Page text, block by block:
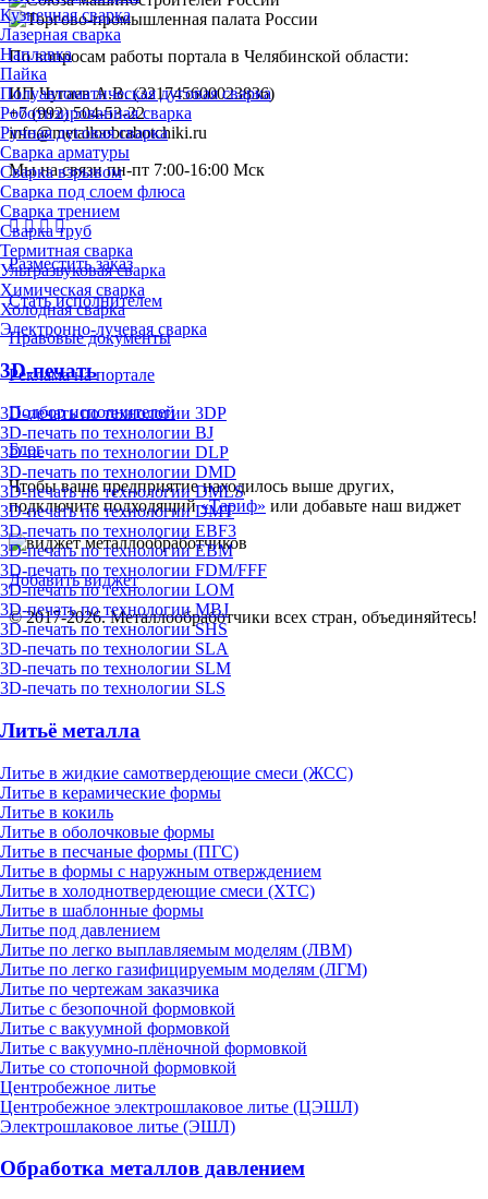
Кузнечная сварка
Лазерная сварка
Наплавка
Пайка
Полуавтоматическая дуговая сварка
Роботизированная сварка
Ручная дуговая сварка
Сварка арматуры
Сварка взрывом
Сварка под слоем флюса
Сварка трением
Сварка труб
Термитная сварка
Ультразвуковая сварка
Химическая сварка
Холодная сварка
Электронно-лучевая сварка
3D-печать
3D-печать по технологии 3DP
3D-печать по технологии BJ
3D-печать по технологии DLP
3D-печать по технологии DMD
3D-печать по технологии DMLS
3D-печать по технологии DMT
3D-печать по технологии EBF3
3D-печать по технологии EBM
3D-печать по технологии FDM/FFF
3D-печать по технологии LOM
3D-печать по технологии MBJ
3D-печать по технологии SHS
3D-печать по технологии SLA
3D-печать по технологии SLM
3D-печать по технологии SLS
Литьё металла
Литье в жидкие самотвердеющие смеси (ЖСС)
Литье в керамические формы
Литье в кокиль
Литье в оболочковые формы
Литье в песчаные формы (ПГС)
Литье в формы с наружным отверждением
Литье в холоднотвердеющие смеси (ХТС)
Литье в шаблонные формы
Литье под давлением
Литье по легко выплавляемым моделям (ЛВМ)
Литье по легко газифицируемым моделям (ЛГМ)
Литье по чертежам заказчика
Литье с безопочной формовкой
Литье с вакуумной формовкой
Литье с вакуумно-плёночной формовкой
Литье со стопочной формовкой
Центробежное литье
Центробежное электрошлаковое литье (ЦЭШЛ)
Электрошлаковое литье (ЭШЛ)
Обработка металлов давлением
По вопросам работы портала в Челябинской области:
ИП Чугаев А.В. (321745600023836)
+7 (992) 504-53-22
info@metalloobrabotchiki.ru
Мы на связи пн-пт 7:00-16:00 Мск
Разместить заказ
Стать исполнителем
Правовые документы
Реклама на портале
Подбор исполнителей
Блог
Чтобы ваше предприятие находилось выше других,
подключите подходящий«Тариф» или добавьте наш виджет
Добавить виджет
© 2017-2026. Металлообработчики всех стран, объединяйтесь!